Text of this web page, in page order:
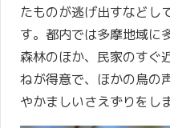
たものが逃げ出すなどし
す。都内では多摩地域に
森林のほか、民家のすぐ
ねが得意で、ほかの鳥の
やかましいさえずりをし